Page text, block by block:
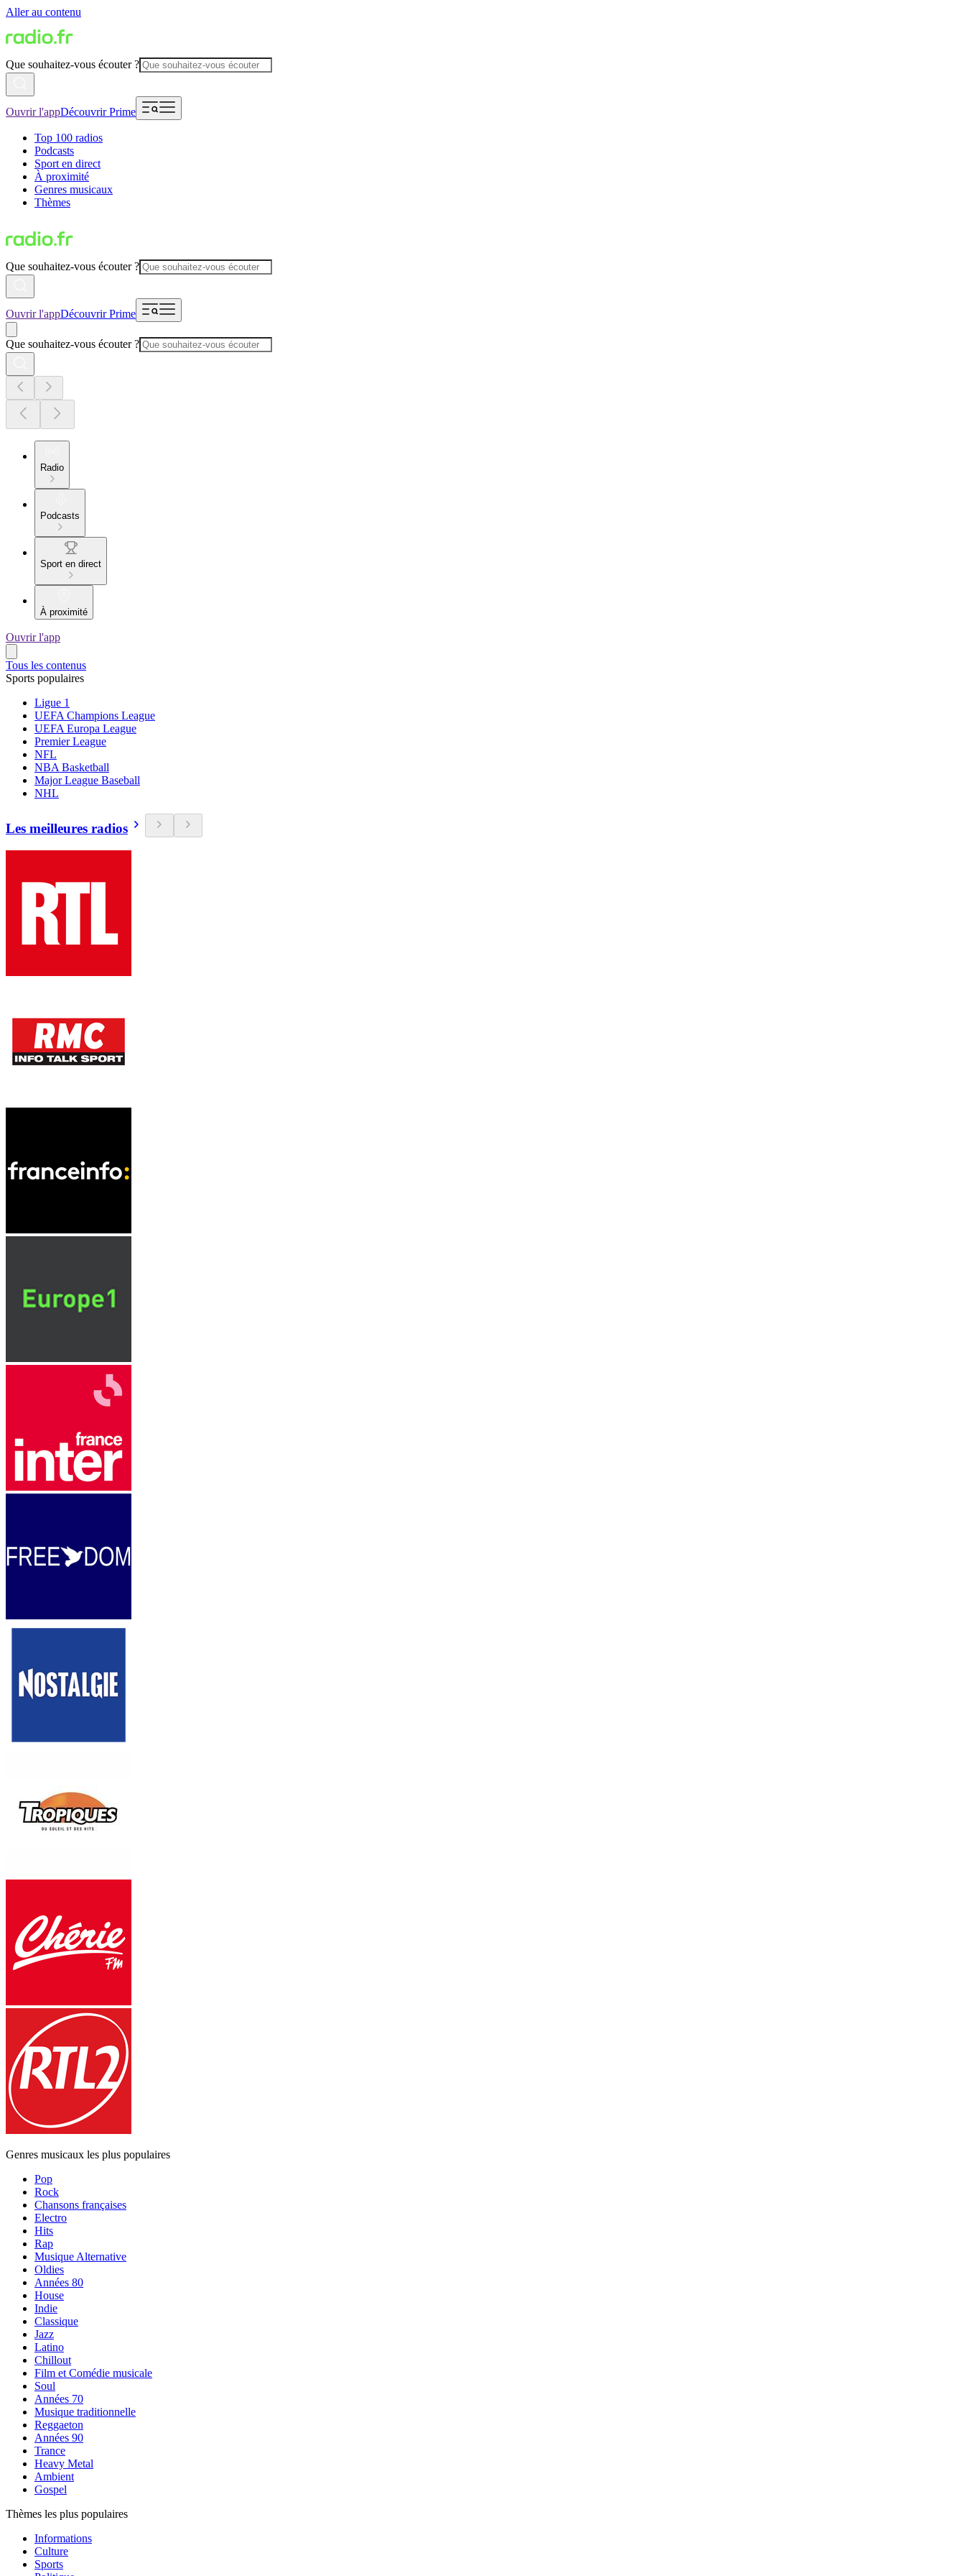
Aller au contenu
Que souhaitez-vous écouter ?
Ouvrir l'appDécouvrir Prime
Top 100 radios
Podcasts
Sport en direct
À proximité
Genres musicaux
Thèmes
Que souhaitez-vous écouter ?
Ouvrir l'appDécouvrir Prime
Que souhaitez-vous écouter ?
Radio
Podcasts
Sport en direct
À proximité
Ouvrir l'app
Tous les contenus
Sports populaires
Ligue 1
UEFA Champions League
UEFA Europa League
Premier League
NFL
NBA Basketball
Major League Baseball
NHL
Les meilleures radios
Genres musicaux les plus populaires
Pop
Rock
Chansons françaises
Electro
Hits
Rap
Musique Alternative
Oldies
Années 80
House
Indie
Classique
Jazz
Latino
Chillout
Film et Comédie musicale
Soul
Années 70
Musique traditionnelle
Reggaeton
Années 90
Trance
Heavy Metal
Ambient
Gospel
Thèmes les plus populaires
Informations
Culture
Sports